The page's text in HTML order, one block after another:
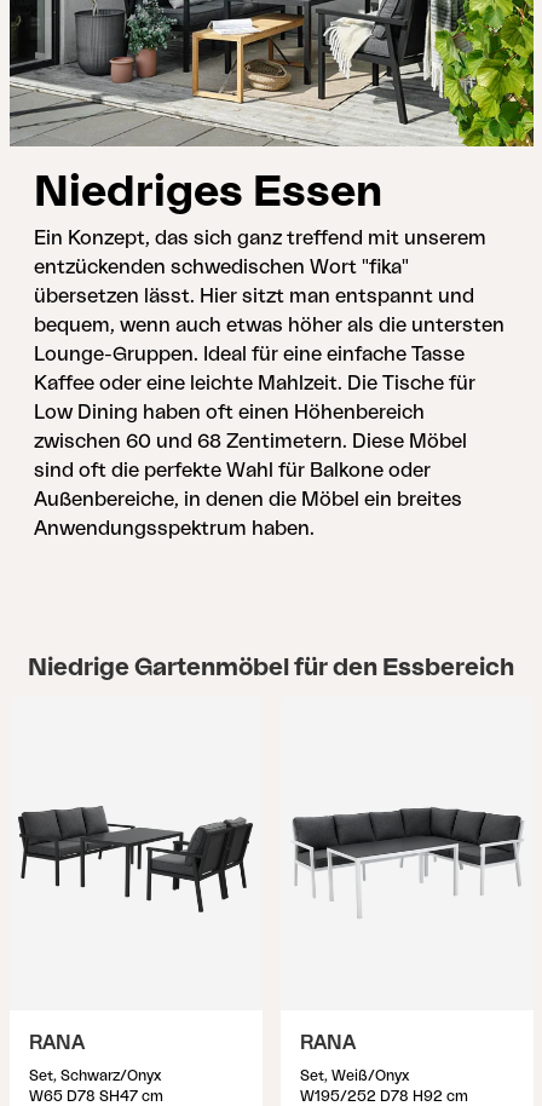
Niedriges Essen
Ein Konzept, das sich ganz treffend mit unserem
entzückenden schwedischen Wort "fika"
übersetzen lässt. Hier sitzt man entspannt und
bequem, wenn auch etwas höher als die untersten
Lounge-Gruppen. Ideal für eine einfache Tasse
Kaffee oder eine leichte Mahlzeit. Die Tische für
Low Dining haben oft einen Höhenbereich
zwischen 60 und 68 Zentimetern. Diese Möbel
sind oft die perfekte Wahl für Balkone oder
Außenbereiche, in denen die Möbel ein breites
Anwendungsspektrum haben.
Niedrige Gartenmöbel für den Essbereich
RANA
Set, Schwarz/Onyx
W65 D78 SH47 cm
RANA
Set, Weiß/Onyx
W195/252 D78 H92 cm